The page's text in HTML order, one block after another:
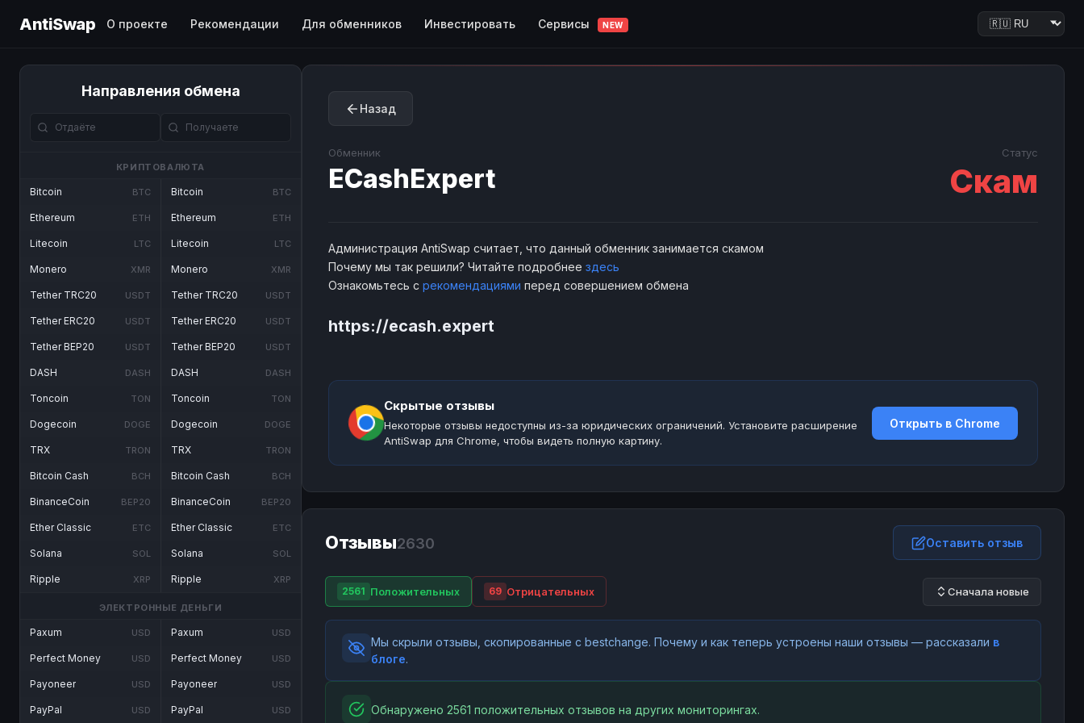
AntiSwap О проекте Рекомендации Для обменников Инвестировать Сервисы NEW
Направления обмена
КРИПТОВАЛЮТА
Bitcoin BTC
Ethereum ETH
Litecoin LTC
Monero XMR
Tether TRC20 USDT
Tether ERC20 USDT
Tether BEP20 USDT
DASH DASH
Toncoin TON
Dogecoin DOGE
TRX TRON
Bitcoin Cash BCH
BinanceCoin BEP20
Ether Classic ETC
Solana SOL
Ripple XRP
Bitcoin BTC
Ethereum ETH
Litecoin LTC
Monero XMR
Tether TRC20 USDT
Tether ERC20 USDT
Tether BEP20 USDT
DASH DASH
Toncoin TON
Dogecoin DOGE
TRX TRON
Bitcoin Cash BCH
BinanceCoin BEP20
Ether Classic ETC
Solana SOL
Ripple XRP
ЭЛЕКТРОННЫЕ ДЕНЬГИ
Paxum USD
Perfect Money USD
Payoneer USD
PayPal USD
Paxum USD
Perfect Money USD
Payoneer USD
PayPal USD
Назад
Обменник
ECashExpert
Статус
Скам
Администрация AntiSwap считает, что данный обменник занимается скамом
Почему мы так решили? Читайте подробнее здесь
Ознакомьтесь с рекомендациями перед совершением обмена
https://ecash.expert
Скрытые отзывы
Некоторые отзывы недоступны из-за юридических ограничений. Установите расширение
AntiSwap для Chrome, чтобы видеть полную картину.
Открыть в Chrome
Отзывы2630 Оставить отзыв
2561 Положительных 69 Отрицательных Сначала новые
Мы скрыли отзывы, скопированные с bestchange. Почему и как теперь устроены наши отзывы — рассказали в
блоге.
Обнаружено 2561 положительных отзывов на других мониторингах.